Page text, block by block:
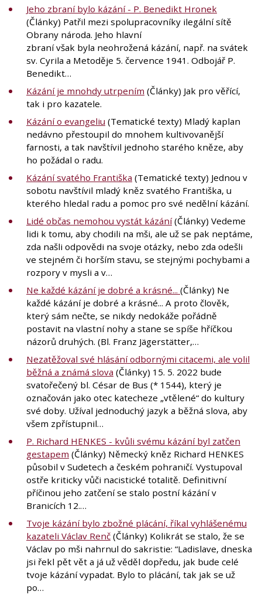
Jeho zbraní bylo kázání - P. Benedikt Hronek
(Články) Patřil mezi spolupracovníky ilegální sítě
Obrany národa. Jeho hlavní
zbraní však byla neohrožená kázání, např. na svátek
sv. Cyrila a Metoděje 5. července 1941. Odbojář P.
Benedikt…
Kázání je mnohdy utrpením (Články) Jak pro věřící,
tak i pro kazatele.
Kázání o evangeliu (Tematické texty) Mladý kaplan
nedávno přestoupil do mnohem kultivovanější
farnosti, a tak navštívil jednoho starého kněze, aby
ho požádal o radu.
Kázání svatého Františka (Tematické texty) Jednou v
sobotu navštívil mladý kněz svatého Františka, u
kterého hledal radu a pomoc pro své nedělní kázání.
Lidé občas nemohou vystát kázání(Články) Vedeme
lidi k tomu, aby chodili na mši, ale už se pak neptáme,
zda našli odpovědi na svoje otázky, nebo zda odešli
ve stejném či horším stavu, se stejnými pochybami a
rozpory v mysli a v…
Ne každé kázání je dobré a krásné... (Články) Ne
každé kázání je dobré a krásné... A proto člověk,
který sám nečte, se nikdy nedokáže pořádně
postavit na vlastní nohy a stane se spíše hříčkou
názorů druhých. (Bl. Franz Jägerstätter,…
Nezatěžoval své hlásání odbornými citacemi, ale volil
běžná a známá slova (Články) 15. 5. 2022 bude
svatořečený bl. César de Bus (* 1544), který je
označován jako otec katecheze „vtělené“ do kultury
své doby. Užíval jednoduchý jazyk a běžná slova, aby
všem zpřístupnil…
P. Richard HENKES - kvůli svému kázání byl zatčen
gestapem (Články) Německý kněz Richard HENKES
působil v Sudetech a českém pohraničí. Vystupoval
ostře kriticky vůči nacistické totalitě. Definitivní
příčinou jeho zatčení se stalo postní kázání v
Branicích 12.…
Tvoje kázání bylo zbožné plácání, říkal vyhlášenému
kazateli Václav Renč (Články) Kolikrát se stalo, že se
Václav po mši nahrnul do sakristie: “Ladislave, dneska
jsi řekl pět vět a já už věděl dopředu, jak bude celé
tvoje kázání vypadat. Bylo to plácání, tak jak se už
po…